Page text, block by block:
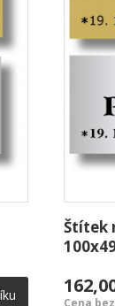
Štítek
Cena